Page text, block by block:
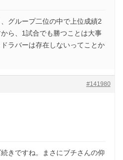
グループ二位の中で上位成績2
ら、1試合でも勝つことは大事
ラバーは存在しないってことか
#141980
きですね。まさにブチさんの仰